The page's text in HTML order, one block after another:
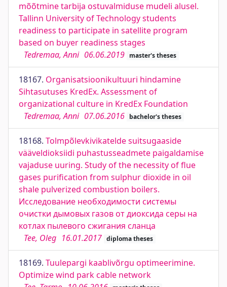
mõõtmine tarbija ostuvalmiduse mudeli alusel.
Tallinn University of Technology students
readiness to participate in satellite program
based on buyer readiness stages
Tedremaa, Anni 06.06.2019 master's theses
18167. Organisatsioonikultuuri hindamine
Sihtasutuses KredEx. Assessment of
organizational culture in KredEx Foundation
Tedremaa, Anni 07.06.2016 bachelor's theses
18168. Tolmpõlevkivikatelde suitsugaaside
vääveldioksiidi puhastusseadmete paigaldamise
vajaduse uuring. Study of the necessity of flue
gases purification from sulphur dioxide in oil
shale pulverized combustion boilers.
Исследование необходимости системы
очистки дымовых газов от диоксида серы на
котлах пылевого сжигания сланца
Tee, Oleg 16.01.2017 diploma theses
18169. Tuulepargi kaablivõrgu optimeerimine.
Optimize wind park cable network